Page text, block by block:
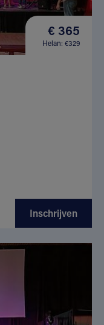
€ 365
Helan: €329
Inschrijven